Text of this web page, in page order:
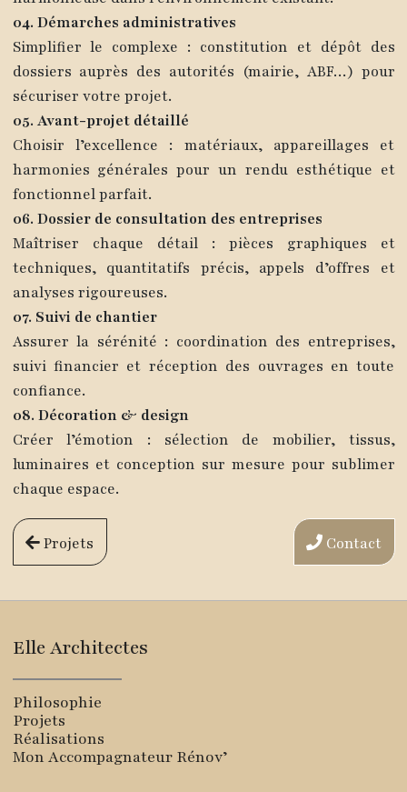
04. Démarches administratives
Simplifier le complexe : constitution et dépôt des
dossiers auprès des autorités (mairie, ABF…) pour
sécuriser votre projet.
05. Avant-projet détaillé
Choisir l’excellence : matériaux, appareillages et
harmonies générales pour un rendu esthétique et
fonctionnel parfait.
06. Dossier de consultation des entreprises
Maîtriser chaque détail : pièces graphiques et
techniques, quantitatifs précis, appels d’offres et
analyses rigoureuses.
07. Suivi de chantier
Assurer la sérénité : coordination des entreprises,
suivi financier et réception des ouvrages en toute
confiance.
08. Décoration & design
Créer l’émotion : sélection de mobilier, tissus,
luminaires et conception sur mesure pour sublimer
chaque espace.
Projets Contact
Elle Architectes
Philosophie
Projets
Réalisations
Mon Accompagnateur Rénov’